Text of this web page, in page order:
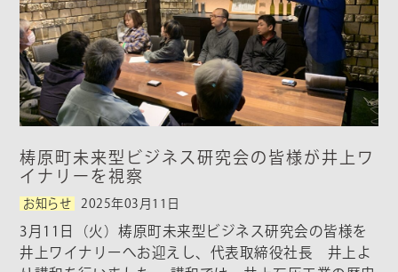
梼原町未来型ビジネス研究会の皆様が井上ワ
イナリーを視察
お知らせ 2025年03月11日
3月11日（火）梼原町未来型ビジネス研究会の皆様を
井上ワイナリーへお迎えし、代表取締役社長 井上よ